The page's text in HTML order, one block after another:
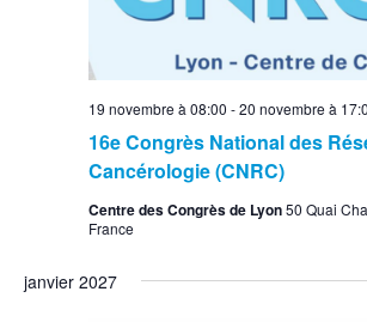
16e Congrès National des
Cancérologie (CNRC)
19 novembre à 08:00 -20 novembre à
Centre des Congrès de Lyon50 Quai
France
janvier 2027